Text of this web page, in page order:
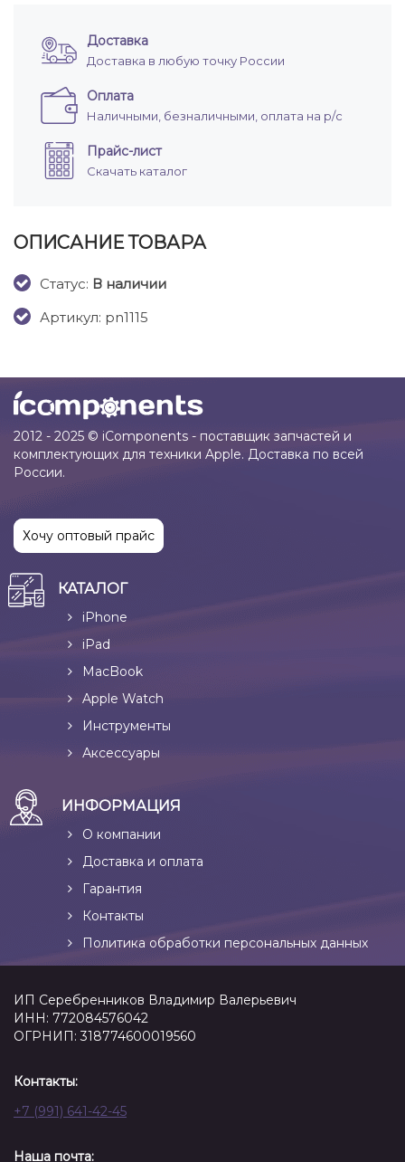
Доставка
Доставка в любую точку России
Оплата
Наличными, безналичными, оплата на р/с
Прайс-лист
Скачать каталог
ОПИСАНИЕ ТОВАРА
Cтатус: В наличии
Артикул: pn1115
2012 - 2025 © iComponents - поставщик запчастей и
комплектующих для техники Apple. Доставка по всей
России.
Хочу оптовый прайс
КАТАЛОГ
iPhone
iPad
MacBook
Apple Watch
Инструменты
Аксессуары
ИНФОРМАЦИЯ
О компании
Доставка и оплата
Гарантия
Контакты
Политика обработки персональных данных
ИП Серебренников Владимир Валерьевич
ИНН: 772084576042
ОГРНИП: 318774600019560
Контакты:
+7 (991) 641-42-45
Наша почта: